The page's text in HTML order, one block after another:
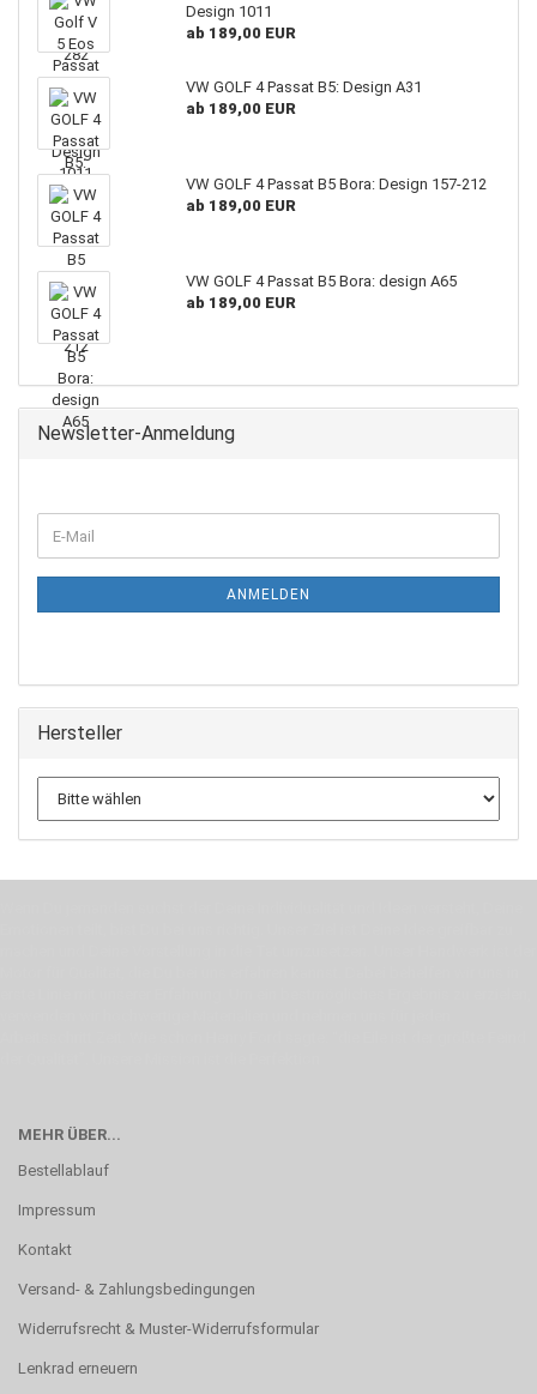
Design 1011
ab 189,00 EUR
VW GOLF 4 Passat B5: Design A31
ab 189,00 EUR
VW GOLF 4 Passat B5 Bora: Design 157-212
ab 189,00 EUR
VW GOLF 4 Passat B5 Bora: design A65
ab 189,00 EUR
Newsletter-Anmeldung
ZUR
E-
Mail
ANMELDEN
Hersteller
MEHR ÜBER...
Bestellablauf
Impressum
Kontakt
Versand- & Zahlungsbedingungen
Widerrufsrecht & Muster-Widerrufsformular
Lenkrad erneuern